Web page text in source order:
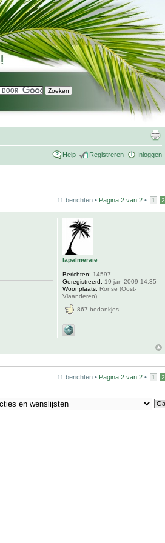
Help Registreren Inloggen
11 berichten • Pagina 2 van 2 • 1 2
lapalmeraie
Berichten: 14597
Geregistreerd: 19 jan 2009 14:35
Woonplaats: Ronse (Oost-
Vlaanderen)
867 bedankjes
11 berichten • Pagina 2 van 2 • 1 2